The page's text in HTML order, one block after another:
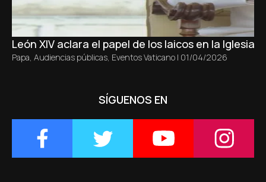
León XIV aclara el papel de los laicos en la Iglesia
Papa, Audiencias públicas, Eventos Vaticano | 01/04/2026
SÍGUENOS EN